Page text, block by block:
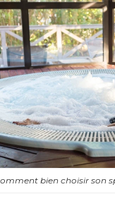
bien choisir son